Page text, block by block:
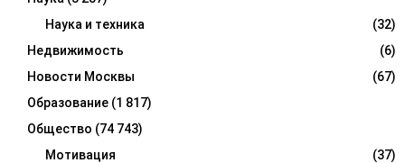
Наука и техника
(32)
Недвижимость
(6)
Новости Москвы
(67)
Образование (1 817)
Общество (74 743)
Мотивация
(37)